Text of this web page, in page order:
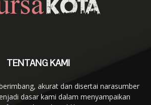
TENTANG KAMI
akurat dan disertai narasumber
dasar kami dalam menyampaikan